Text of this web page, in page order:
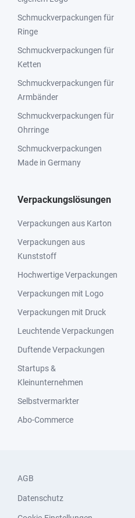
Schmuckverpackungen für
Ringe
Schmuckverpackungen für
Ketten
Schmuckverpackungen für
Armbänder
Schmuckverpackungen für
Ohrringe
Schmuckverpackungen
Made in Germany
Verpackungslösungen
Verpackungen aus Karton
Verpackungen aus
Kunststoff
Hochwertige Verpackungen
Verpackungen mit Logo
Verpackungen mit Druck
Leuchtende Verpackungen
Duftende Verpackungen
Startups &
Kleinunternehmen
Selbstvermarkter
Abo-Commerce
AGB
Datenschutz